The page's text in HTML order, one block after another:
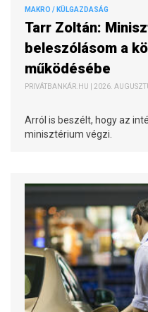
MAKRO / KÜLGAZDASÁG
Tarr Zoltán:
beleszólásom a
működésébe
PRIVÁTBANKÁR.HU | 2026.
Arról is beszélt, hogy az
minisztérium végzi.